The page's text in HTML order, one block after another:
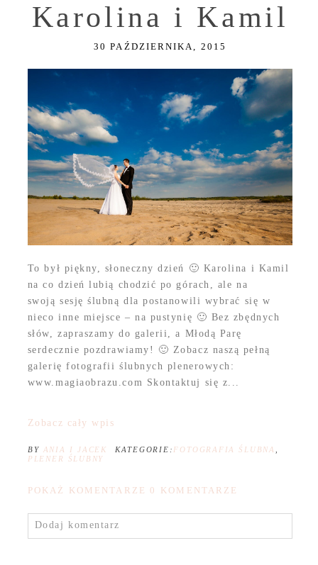
Karolina i Kamil
30 PAŹDZIERNIKA, 2015
To był piękny, słoneczny dzień 🙂 Karolina i Kamil
na co dzień lubią chodzić po górach, ale na
swoją sesję ślubną dla postanowili wybrać się w
nieco inne miejsce – na pustynię 🙂 Bez zbędnych
słów, zapraszamy do galerii, a Młodą Parę
serdecznie pozdrawiamy! 🙂 Zobacz naszą pełną
galerię fotografii ślubnych plenerowych:
www.magiaobrazu.com Skontaktuj się z...
Zobacz cały wpis
BY ANIA I JACEK KATEGORIE: FOTOGRAFIA ŚLUBNA
PLENER ŚLUBNY
POKAŻ KOMENTARZE 0 KOMENTARZE
Dodaj komentarz